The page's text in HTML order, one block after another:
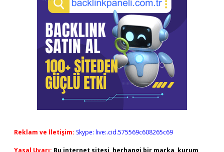
Reklam ve İletişim: Skype: live:.cid.575569c608265c69
Yasal Uyarı: Bu internet sitesi, herhangi bir marka, kurum